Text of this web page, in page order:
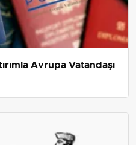
Avrupa Vatandaşı